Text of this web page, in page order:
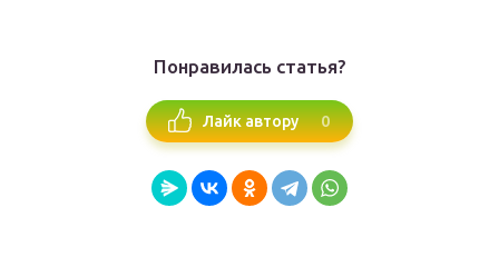
Понравилась статья?
Лайк автору 0